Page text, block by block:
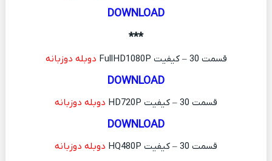
DOWNLOAD
***
قسمت 30 – کیفیت FullHD1080P دوبله دوزبانه
DOWNLOAD
قسمت 30 – کیفیت HD720P دوبله دوزبانه
DOWNLOAD
قسمت 30 – کیفیت HQ480P دوبله دوزبانه